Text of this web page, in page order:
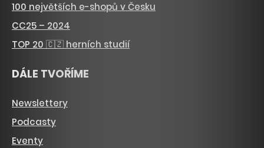
100 největších e-shopů v Česku
CC25 – 2024
TOP 20 🇨🇿 herních studií
DÁLE TVOŘÍME
Newslettery
Podcasty
Eventy